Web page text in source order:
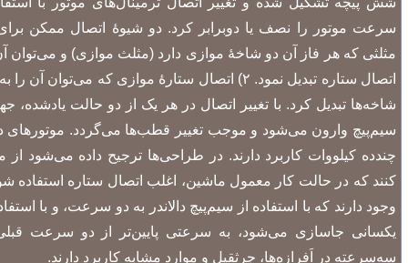
مثلثی که هر فاز آن دو شاخهٔ موازی دارد (مثلث موازی) و
اتصال ستاره تبدیل نمود. ۲) اتصال ستارهٔ موازی
شاخه‌ها تبدیل کرد. با تغییر اتصال در هر یک از دو حالت یادشده،
سیم‌پیچ وارون می‌شود و موجب تغییر قطب‌ها می‌گردد. موتورهای
چندده کیلووات کاربرد دارند. در طراحی‌ها ترجیح داده می‌شود از
کنند که در حالت کار معمول ماشین، اغلب اتصال ستاره استفاده
وجود دارند که با استفاده از سیم‌پیچ دالاندر به دو سرعت، و با
یکسانی جاسازی می‌شود، به سرعتی پایین‌تر از دو سرعت
سه‌سرعته در اَفرازه‌ها، جرثقیل و موارد مشابه کاربرد دارند.